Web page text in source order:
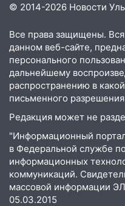
20:22 Мошенники
жительницу
19:14 Житель
подвез троих
заработал
18:14 Прогноз
Ульяновской
18:00
экстрим: в
большой
17:30
Где есть
августа после
© 2014-2026 Новости
Все права защищены.
данном веб-сайте,
персонального
дальнейшему
распространению в
письменного
Редакция может не
"Информационный
в Федеральной службе
информационных
коммуникаций.
массовой информации
05.03.2015